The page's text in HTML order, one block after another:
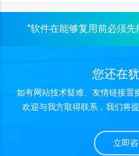
"软件在能够复用前必须
您还在
如有网站技术疑难、友情链接置
欢迎与我方取得联系，我们将
立即